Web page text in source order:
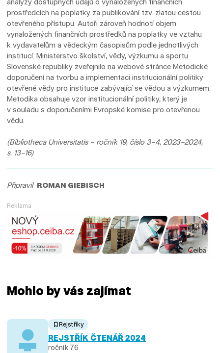
prostředcích na poplatky za publikování tzv. zlatou cestou
otevřeného přístupu. Autoři zároveň hodnotí objem
vynaložených finančních prostředků na poplatky ve vztahu
k vydavatelům a vědeckým časopisům podle jednotlivých
institucí. Ministerstvo školství, vědy, výzkumu a sportu
Slovenské republiky zveřejnilo na webové stránce Metodické
doporučení na tvorbu a implementaci institucionální politiky
otevřené vědy pro instituce zabývající se vědou a výzkumem.
Metodika obsahuje vzor institucionální politiky, který je
v souladu s doporučeními Evropské komise pro otevřenou
vědu.
(Bibliotheca Universitatis – ročník 19, číslo 3–4, 2023–2024,
s. 13–16)
Připravil ROMAN GIEBISCH
Reklama
Mohlo by vás zajímat
Rejstříky
REJSTŘÍK ČTENÁŘ 2024
ročník 76